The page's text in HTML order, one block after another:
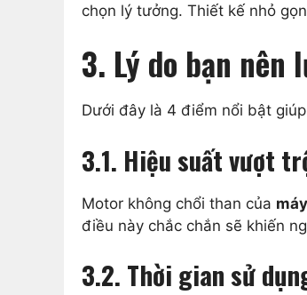
chọn lý tưởng. Thiết kế nhỏ
3. Lý do bạn nên
Dưới đây là 4 điểm nổi bật giúp
3.1. Hiệu suất vượt
Motor không chổi than của
điều này chắc chắn sẽ khiến
3.2. Thời gian sử